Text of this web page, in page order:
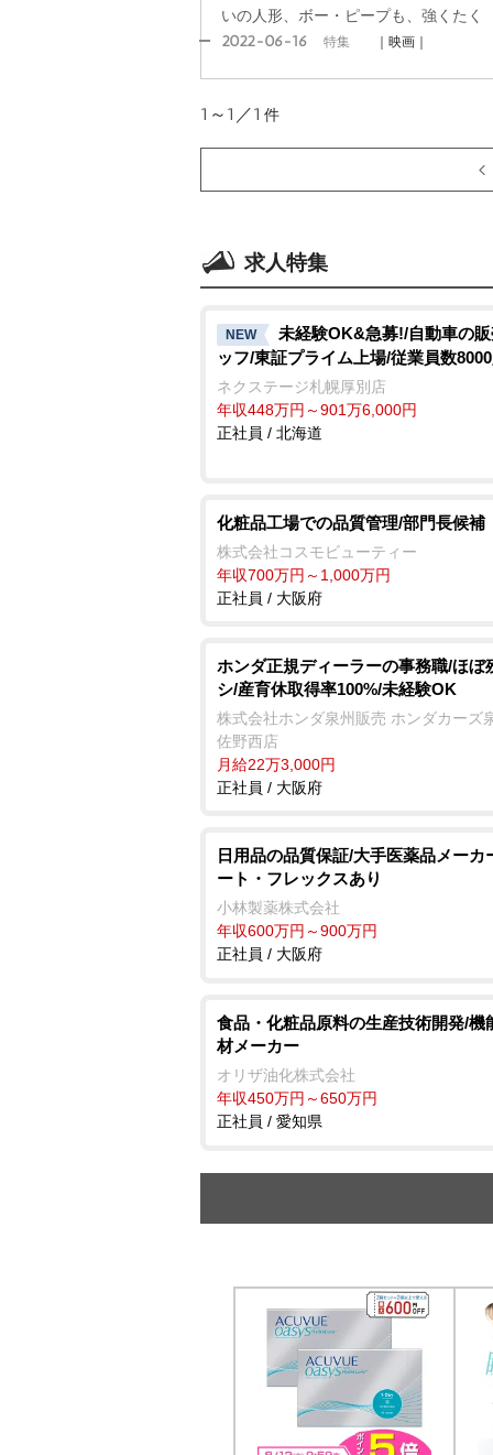
いの人形、ボー・ピープも、強くたく
2022-06-16 特集 ｜映画｜
1～1／1 件
求人特集
NEW
未経験OK&急募!/自動車の
ッフ/東証プライム上場/従業員数
ネクステージ札幌厚別店
年収448万円～901万6,000円
正社員 / 北海道
化粧品工場での品質管理/部門長候補
株式会社コスモビューティー
年収700万円～1,000万円
正社員 / 大阪府
ホンダ正規ディーラーの事務職/ほぼ
シ/産育休取得率100%/未経験OK
株式会社ホンダ泉州販売 ホンダカーズ
佐野西店
月給22万3,000円
正社員 / 大阪府
日用品の品質保証/大手医薬品メーカ
ート・フレックスあり
小林製薬株式会社
年収600万円～900万円
正社員 / 大阪府
食品・化粧品原料の生産技術開発/機
材メーカー
オリザ油化株式会社
年収450万円～650万円
正社員 / 愛知県